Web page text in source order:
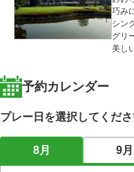
巧み
シン
グリ
美し
予約カレンダー
プレー日を選択してくだ
8月 9月